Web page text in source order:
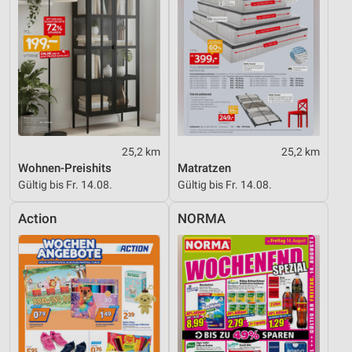
25,2 km
Wohnen-Preishits
Gültig bis Fr. 14.08.
25,2 km
Matratzen
Gültig bis Fr. 14.08.
Action NORMA
IAB-Besonderheiten:
Verwendung genauer Standortdaten
Geräte anhand von aktiv angeforderten
Informationen identifizieren
Nicht-IAB-Verarbeitungszwecke:
Werbung